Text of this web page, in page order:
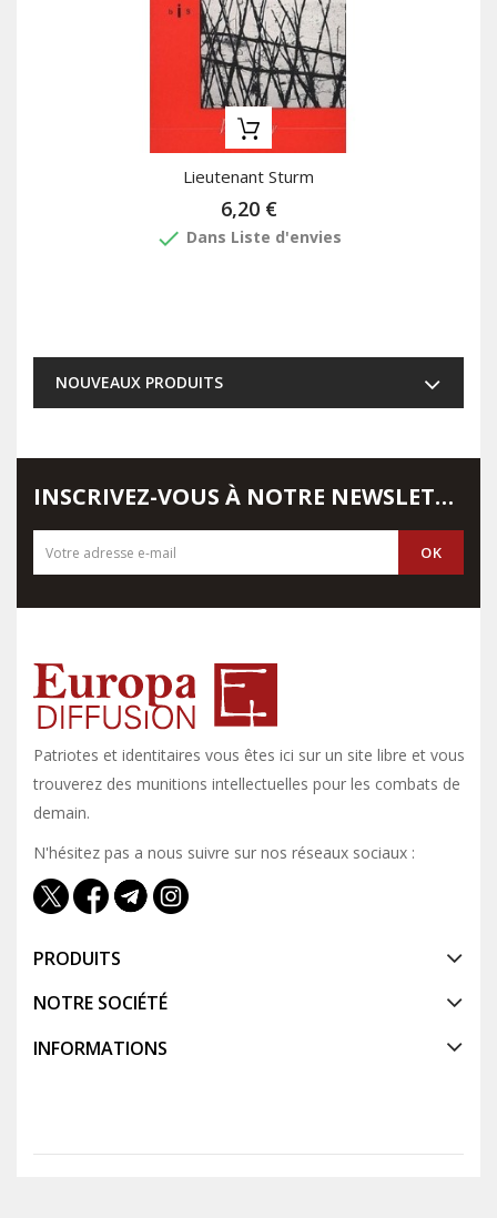
Lieutenant Sturm
6,20 €
done Dans Liste d'envies
NOUVEAUX PRODUITS
INSCRIVEZ-VOUS À NOTRE NEWSLETTER
Patriotes et identitaires vous êtes ici sur un site libre et vous y
trouverez des munitions intellectuelles pour les combats de
demain.
N'hésitez pas a nous suivre sur nos réseaux sociaux :
PRODUITS
NOTRE SOCIÉTÉ
INFORMATIONS